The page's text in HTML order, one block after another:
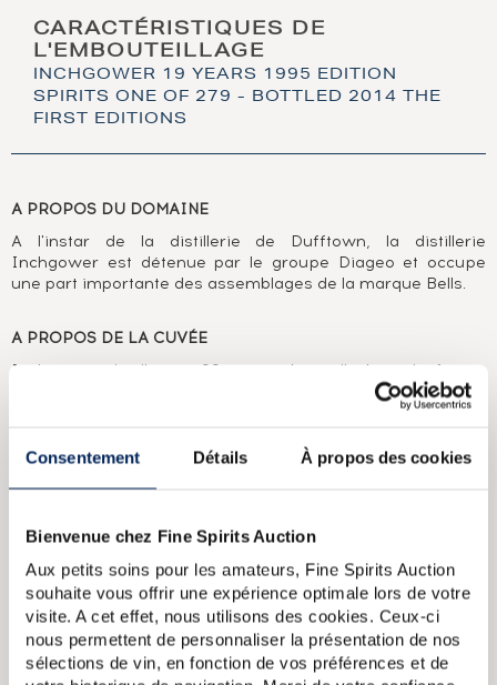
Consentement Détails À propos des cookies
Bienvenue chez Fine Spirits Auction
Aux petits soins pour les amateurs, Fine Spirits Auction
souhaite vous offrir une expérience optimale lors de votre
visite. A cet effet, nous utilisons des cookies. Ceux-ci
nous permettent de personnaliser la présentation de nos
sélections de vin, en fonction de vos préférences et de
CARACTÉRISTIQUES DE
L'EMBOUTEILLAGE
INCHGOWER 19 YEARS 1995 EDITION
SPIRITS ONE OF 279 - BOTTLED 2014 THE
FIRST EDITIONS
A PROPOS DU DOMAINE
A l'instar de la distillerie de Dufftown, la distillerie
Inchgower est détenue par le groupe Diageo et occupe
une part importante des assemblages de la marque Bells.
A PROPOS DE LA CUVÉE
Inchgower distillé en 1995 et embouteillé brut de fût en
2014 par Edition Spirits après 19 ans d'élavage en refill
hogshead. Edition Spirits est un embouteilleur indépendant
rapidement rejoint leur père après son départ de Douglas
Inchgower 12 years Of. From The House of Bells P.B.G
Distribution A Deluxe Highland Malt Scotch WhiskyInchgower
27 years 1976 Of. Rare Malts Selection Natural Cask Strengh
bottled 2004 Limited EditionInchgower 26 years 1980
Signatory Vintage Cask Strength Collection Sherry Butt n14144